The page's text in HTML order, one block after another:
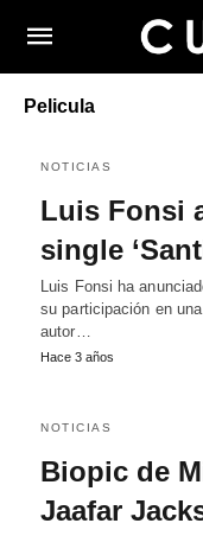
Pelicula
NOTICIAS
Luis Fonsi
single
Luis Fonsi ha
su participación en
autor…
Hace 3 años
NOTICIAS
Biopic de
Jaafar